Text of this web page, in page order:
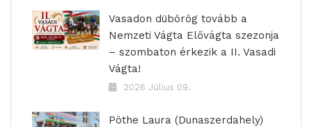
Vasadon dübörög tovább a
Nemzeti Vágta Elővágta szezonja
– szombaton érkezik a II. Vasadi
Vágta!
2026 Július 09.
Pöthe Laura (Dunaszerdahely)